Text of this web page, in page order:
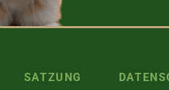
SATZUNG